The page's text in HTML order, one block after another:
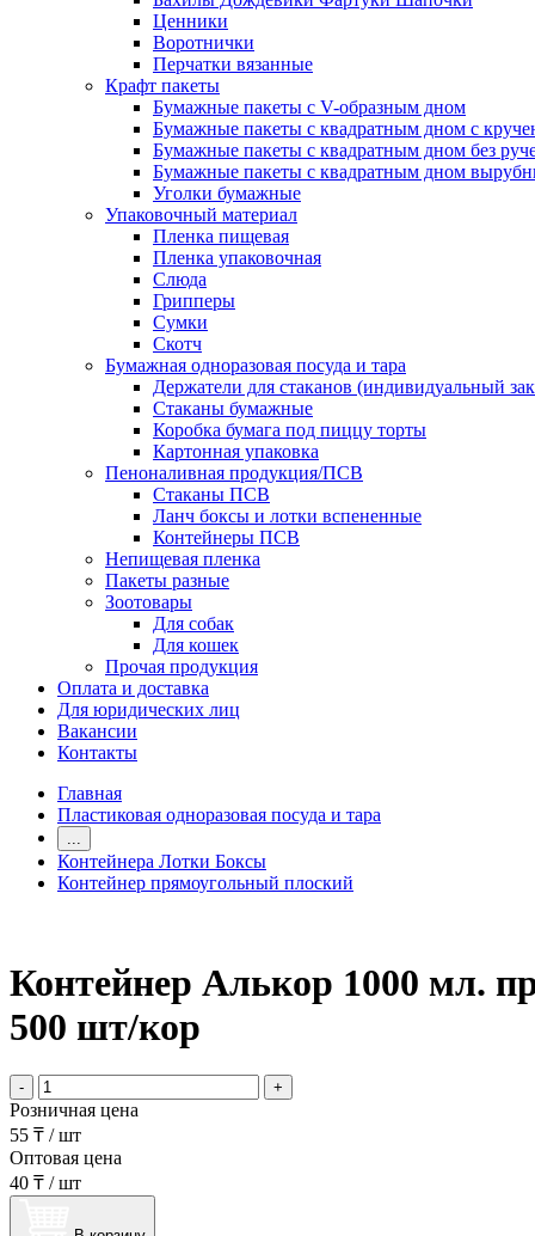
Ценники
Воротнички
Перчатки вязанные
Крафт пакеты
Бумажные пакеты с V-образным дном
Бумажные пакеты с квадратным дном с
Бумажные пакеты с квадратным дном без
Бумажные пакеты с квадратным дном
Уголки бумажные
Упаковочный материал
Пленка пищевая
Пленка упаковочная
Слюда
Грипперы
Сумки
Скотч
Бумажная одноразовая посуда и тара
Держатели для стаканов (индивидуальный
Стаканы бумажные
Коробка бумага под пиццу торты
Картонная упаковка
Пеноналивная продукция/ПСВ
Стаканы ПСВ
Ланч боксы и лотки вспененные
Контейнеры ПСВ
Непищевая пленка
Пакеты разные
Зоотовары
Для собак
Для кошек
Прочая продукция
Оплата и доставка
Для юридических лиц
Вакансии
Контакты
Главная
Пластиковая одноразовая посуда и тара
...
Контейнера Лотки Боксы
Контейнер прямоугольный плоский
Контейнер Алькор 1000 мл.
500 шт/кор
- +
Розничная цена
55 ₸ /шт
Оптовая цена
40 ₸ /шт